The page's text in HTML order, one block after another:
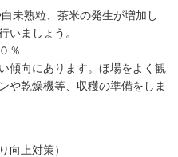
未熟粒、茶米の発生が増加し
いましょう。
％
傾向にあります。ほ場をよく観
や乾燥機等、収穫の準備をしま
向上対策）